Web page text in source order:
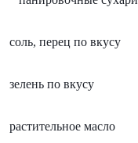
соль, перец по вкусу
зелень по вкусу
растительное масло